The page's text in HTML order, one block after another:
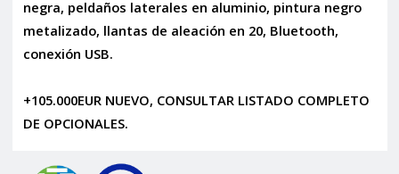
negra, peldaños laterales en aluminio, pintura negro
metalizado, llantas de aleación en 20, Bluetooth,
conexión USB.
+105.000EUR NUEVO, CONSULTAR LISTADO COMPLETO
DE OPCIONALES.